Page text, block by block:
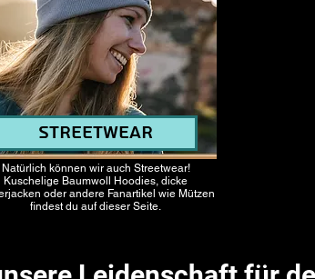
Streetwear
Natürlich können wir auch Streetwear!
Kuschelige Baumwoll Hoodies, dicke
oder andere Fanartikel wie Mützen
findest du auf dieser Seite.